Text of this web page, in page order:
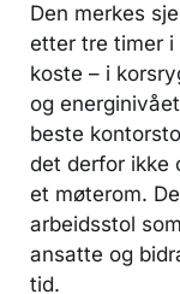
Den merkes
etter tre timer i
koste – i
og
beste
det derfor ikke
et møterom.
arbeidsstol
ansatte og
tid.